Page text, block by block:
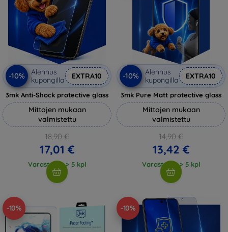
-10%
Alennus
kupongilla
EXTRA10
3mk Anti-Shock protective glass
Mittojen mukaan
valmistettu
18,90 €
17,01 €
Varastossa > 5 kpl
-10%
Alennus
kupongilla
EXTRA10
3mk Pure Matt protective glass
Mittojen mukaan
valmistettu
14,90 €
13,42 €
Varastossa > 5 kpl
-10% -10%